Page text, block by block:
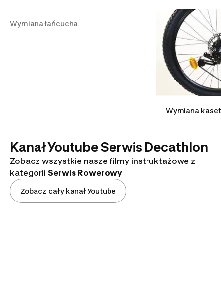
Wymiana łańcucha
Wymiana
Kanał Youtube Serwis Decathlon
Zobacz wszystkie nasze filmy instruktażowe z
kategorii Serwis Rowerowy
Zobacz cały kanał Youtube